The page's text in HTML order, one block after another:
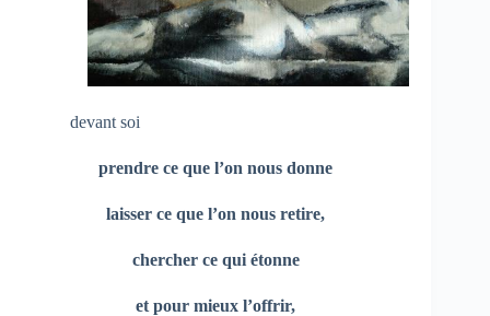
devant soi
prendre ce que l’on nous donne
laisser ce que l’on nous retire,
chercher ce qui étonne
et pour mieux l’offrir,